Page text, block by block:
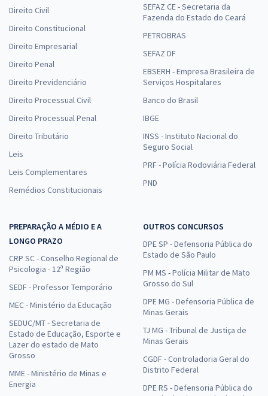
Direito Civil
Direito Constitucional
Direito Empresarial
Direito Penal
Direito Previdenciário
Direito Processual Civil
Direito Processual Penal
Direito Tributário
Leis
Leis Complementares
Remédios Constitucionais
SEFAZ CE - Secretaria da
Fazenda do Estado do Ceará
PETROBRAS
SEFAZ DF
EBSERH - Empresa Brasileira de
Serviços Hospitalares
Banco do Brasil
IBGE
INSS - Instituto Nacional do
Seguro Social
PRF - Polícia Rodoviária Federal
PND
PREPARAÇÃO A MÉDIO E A
LONGO PRAZO
CRP SC - Conselho Regional de
Psicologia - 12ª Região
SEDF - Professor Temporário
MEC - Ministério da Educação
SEDUC/MT - Secretaria de
Estado de Educação, Esporte e
Lazer do estado de Mato
Grosso
MME - Ministério de Minas e
Energia
OUTROS CONCURSOS
DPE SP - Defensoria Pública do
Estado de São Paulo
PM MS - Polícia Militar de Mato
Grosso do Sul
DPE MG - Defensoria Pública de
Minas Gerais
TJ MG - Tribunal de Justiça de
Minas Gerais
CGDF - Controladoria Geral do
Distrito Federal
DPE RS - Defensoria Pública do